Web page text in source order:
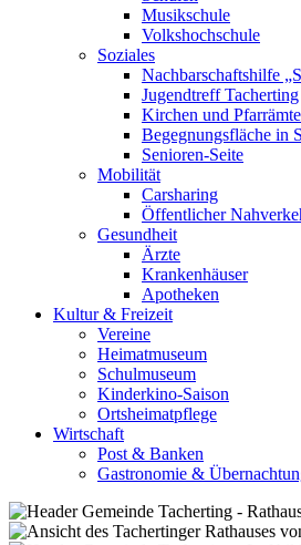
Musikschule
Volkshochschule
Soziales
Nachbarschaftshilfe
Jugendtreff Tacherting
Kirchen und
Begegnungsfläche in
Senioren-Seite
Mobilität
Carsharing
Öffentlicher
Gesundheit
Ärzte
Krankenhäuser
Apotheken
Kultur & Freizeit
Vereine
Heimatmuseum
Schulmuseum
Kinderkino-Saison
Ortsheimatpflege
Wirtschaft
Post & Banken
Gastronomie &